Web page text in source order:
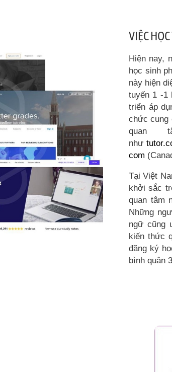
VIỆC
Hiện nay,
học sinh
này hiện
tuyến 1 -1
triển áp
chức cung
quan
như
com
Tại Việt
khởi sắc
quan tâm
Những
ngữ cũng
kiến thức
đăng ký
bình quân